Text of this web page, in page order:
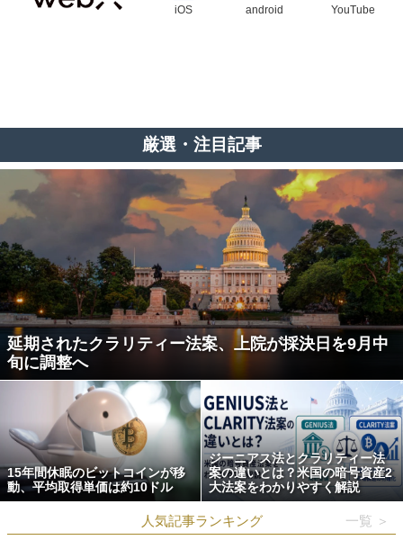
iOS android YouTube
厳選・注目記事
延期されたクラリティー法案、上院が採決日を9月中
旬に調整へ
15年間休眠のビットコインが移
動、平均取得単価は約10ドル
ジーニアス法とクラリティー法
案の違いとは？米国の暗号資産2
大法案をわかりやすく解説
人気記事ランキング 一覧 ＞